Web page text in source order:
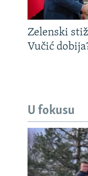
Zelenski
Vučić
U fokusu